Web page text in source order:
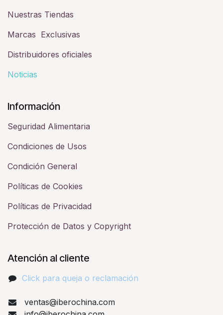
Nuestras Tiendas
Marcas Exclusivas
Distribuidores oficiales
Noticias
Información
Seguridad Alimentaria
Condiciones de Usos
Condición General
Políticas de Cookies
Políticas de Privacidad
Protección de Datos y Copyright
Atención al cliente
Click para queja o reclamación​
ventas@iberochina.com